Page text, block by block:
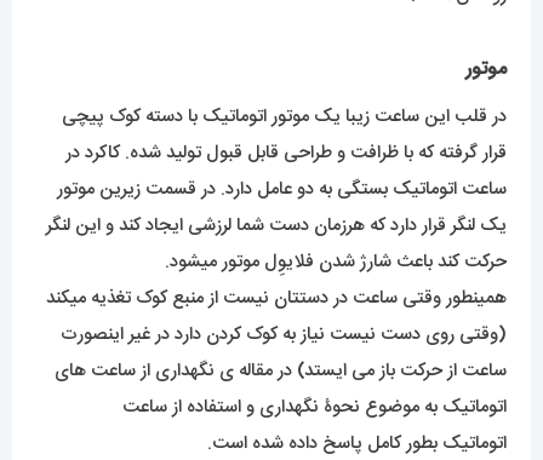
موتور
در قلب این ساعت زیبا یک موتور اتوماتیک با دسته کوک پیچی
قرار گرفته که با ظرافت و طراحی قابل قبول تولید شده. کاکرد در
ساعت اتوماتیک بستگی به دو عامل دارد. در قسمت زیرین موتور
یک لنگر قرار دارد که هرزمان دست شما لرزشی ایجاد کند و این لنگر
حرکت کند باعث شارژ شدن فلایوِل موتور میشود.
همینطور وقتی ساعت در دستتان نیست از منبع کوک تغذیه میکند
(وقتی روی دست نیست نیاز به کوک کردن دارد در غیر اینصورت
ساعت از حرکت باز می ایستد) در مقاله ی نگهداری از ساعت های
اتوماتیک به موضوع نحوۀ نگهداری و استفاده از ساعت
اتوماتیک بطور کامل پاسخ داده شده است.